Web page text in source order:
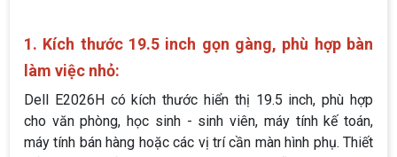
1. Kích thước 19.5 inch gọn gàng, phù hợp bàn
làm việc nhỏ:
Dell E2026H có kích thước hiển thị 19.5 inch, phù hợp
cho văn phòng, học sinh - sinh viên, máy tính kế toán,
máy tính bán hàng hoặc các vị trí cần màn hình phụ. Thiết